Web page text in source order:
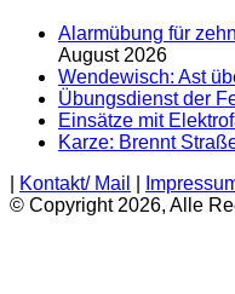
Alarmübung für
August 2026
Wendewisch: Ast
Übungsdienst der
Einsätze mit
Karze: Brennt
Kontakt/ Mail
© Copyright 2026, Alle